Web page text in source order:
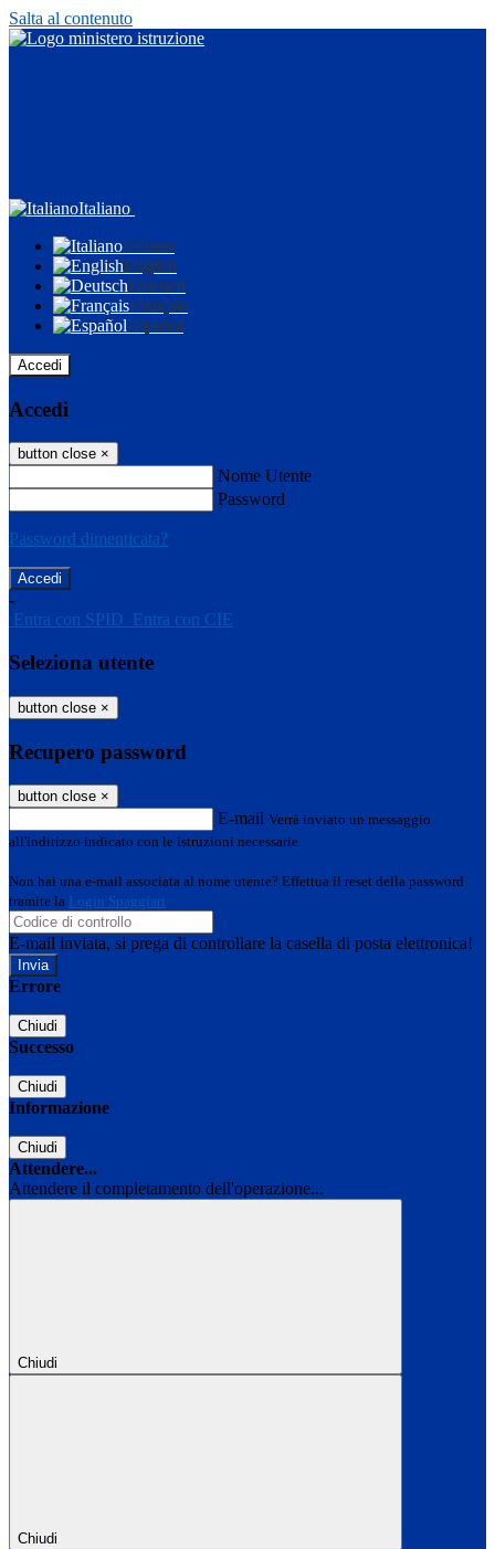
Salta al contenuto
Italiano
Italiano
English
Deutsch
Français
Español
Accedi
Accedi
button close ×
Nome Utente
Password
Password dimenticata?
-
Entra con SPID Entra con CIE
Seleziona utente
button close ×
Recupero password
button close ×
E-mail Verrà inviato un messaggio
all'indirizzo indicato con le istruzioni necessarie.
Non hai una e-mail associata al nome utente? Effettua il reset della password
tramite la Login Spaggiari
E-mail inviata, si prega di controllare la casella di posta elettronica!
Errore
Chiudi
Successo
Chiudi
Informazione
Chiudi
Attendere...
Attendere il completamento dell'operazione...
Chiudi
Chiudi